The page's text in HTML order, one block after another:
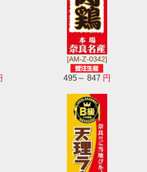
[AM-Z-0342]
495～ 847 円